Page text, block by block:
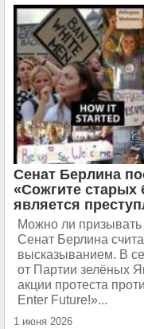
Сенат Берлина
«Сожгите старых
является
Можно ли призывать
Сенат Берлина
высказыванием. В
от Партии зелёных
акции протеста
Enter Future!»...
1 июня 2026